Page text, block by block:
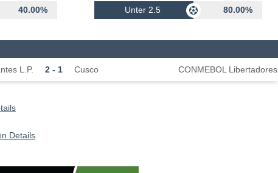
40.00% Unter 2.5 80.00%
L.P. 2 - 1 Cusco CONMEBOL Libertadores
Details